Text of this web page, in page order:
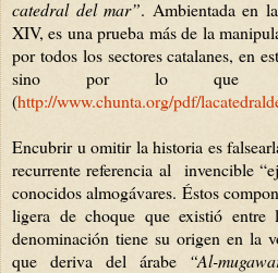
catedral del mar”. Ambientada en
XIV, es una prueba más de la
por todos los sectores catalanes, en
sino por lo que
(http://www.chunta.org/pdf/
Encubrir u omitir la historia es
recurrente referencia al invencible
conocidos almogávares. Éstos
ligera de choque que existió
denominación tiene su origen en la
que deriva del árabe “Al-